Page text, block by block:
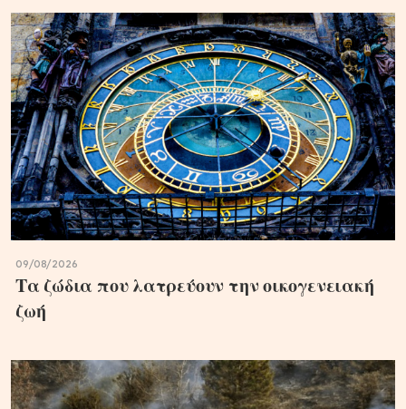
09/08/2026
Τα ζώδια που λατρεύουν την οικογενειακή
ζωή